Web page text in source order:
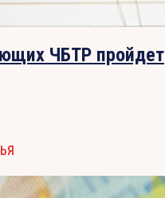
ЧБТР пройдет